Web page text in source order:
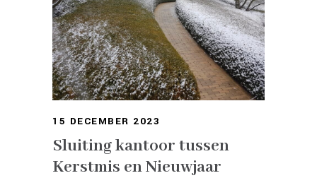
15 DECEMBER 2023
Sluiting kantoor tussen
Kerstmis en Nieuwjaar